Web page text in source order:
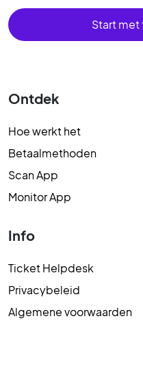
Start
Ontdek
Hoe werkt het
Betaalmethoden
Scan App
Monitor App
Info
Ticket Helpdesk
Privacybeleid
Algemene voorwaarden